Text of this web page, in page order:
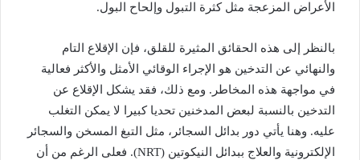
الأعراض المزعجة مثل كثرة التبول وإلحاح البول.
بالنظر إلى هذه الحقائق المثيرة للقلق، فإن الإقلاع التام
والنهائي عن التدخين هو الإجراء الوقائي الأمثل والأكثر فعالية
في مواجهة هذه المخاطر. ومع ذلك، فقد يشكل الإقلاع عن
التدخين بالنسبة لبعض المدخنين تحديا كبيرا لا يمكن التغلب
عليه. وهنا يأتي دور بدائل السجائر، مثل التبغ المسخن والسجائر
الإلكترونية والعلاج ببدائل النيكوتين (NRT). فعلى الرغم من أن